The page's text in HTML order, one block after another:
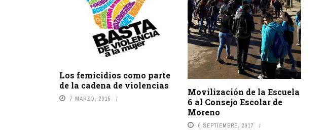
Los femicidios como parte
de la cadena de violencias
7 MARZO, 2015
Movilización de la Escuela
6 al Consejo Escolar de
Moreno
6 SEPTIEMBRE, 2017